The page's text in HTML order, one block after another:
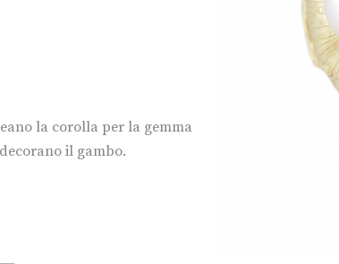
la corolla per la gemma
il gambo.